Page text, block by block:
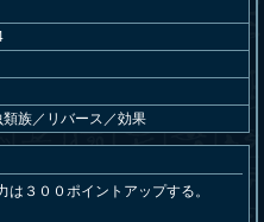
類族／ リバース／効果
３００ポイントアップする。